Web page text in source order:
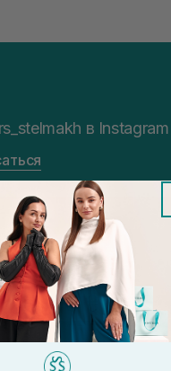
в Instagram